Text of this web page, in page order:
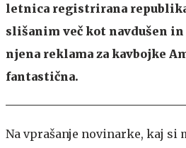
letnica registrirana
slišanim več kot navdušen in
njena reklama za kavbojke
fantastična.
Na vprašanje novinarke, kaj si